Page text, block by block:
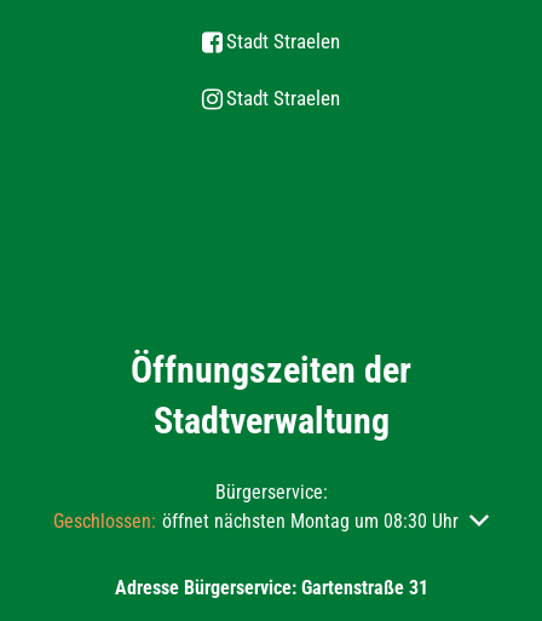
Stadt Straelen
Stadt Straelen
Öffnungszeiten der
Stadtverwaltung
Bürgerservice:
Klicken, um weitere Öffnungs- oder Schließzeiten
Geschlossen: öffnet nächsten Montag um 08:30 Uhr
Adresse Bürgerservice: Gartenstraße 31